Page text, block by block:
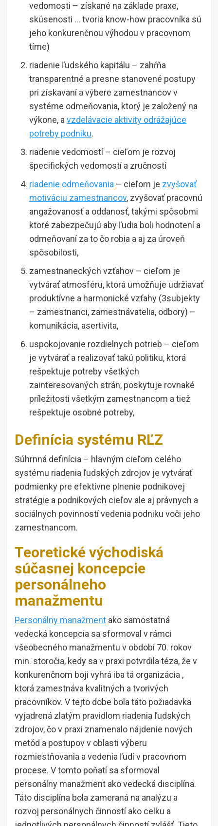
vedomosti – získané na základe praxe,
skúsenosti … tvoria know-how pracovníka sú
jeho konkurenčnou výhodou v pracovnom
tíme)
riadenie ľudského kapitálu – zahŕňa
transparentné a presne stanovené postupy
pri získavaní a výbere zamestnancov v
systéme odmeňovania, ktorý je založený na
výkone, a vzdelávacie aktivity odrážajúce
potreby podniku.
riadenie vedomostí – cieľom je rozvoj
špecifických vedomostí a zručností
riadenie odmeňovania – cieľom je zvyšovať
motiváciu zamestnancov, zvyšovať pracovnú
angažovanosť a oddanosť, takými spôsobmi
ktoré zabezpečujú aby ľudia boli hodnotení a
odmeňovaní za to čo robia a aj za úroveň
spôsobilosti,
zamestnaneckých vzťahov – cieľom je
vytvárať atmosféru, ktorá umožňuje udržiavať
produktívne a harmonické vzťahy (3subjekty
– zamestnanci, zamestnávatelia, odbory) –
komunikácia, asertivita,
uspokojovanie rozdielnych potrieb – cieľom
je vytvárať a realizovať takú politiku, ktorá
rešpektuje potreby všetkých
zainteresovaných strán, poskytuje rovnaké
príležitosti všetkým zamestnancom a tiež
rešpektuje osobné potreby,
Definícia systému RĽZ
Súhrnná definícia – hlavným cieľom celého
systému riadenia ľudských zdrojov je vytvárať
podmienky pre efektívne plnenie podnikovej
stratégie a podnikových cieľov ale aj právnych a
sociálnych povinností vedenia podniku voči jeho
zamestnancom.
Teoretické východiská
súčasnej koncepcie
personálneho
manažmentu
Personálny manažment ako samostatná
vedecká koncepcia sa sformoval v rámci
všeobecného manažmentu v období 70. rokov
min. storočia, kedy sa v praxi potvrdila téza, že v
konkurenčnom boji vyhrá iba tá organizácia ,
ktorá zamestnáva kvalitných a tvorivých
pracovníkov. V tejto dobe bola táto požiadavka
vyjadrená zlatým pravidlom riadenia ľudských
zdrojov, čo v praxi znamenalo nájdenie nových
metód a postupov v oblasti výberu
rozmiestňovania a vedenia ľudí v pracovnom
procese. V tomto poňatí sa sformoval
personálny manažment ako vedecká disciplína.
Táto disciplína bola zameraná na analýzu a
rozvoj personálnych činností ako celku a